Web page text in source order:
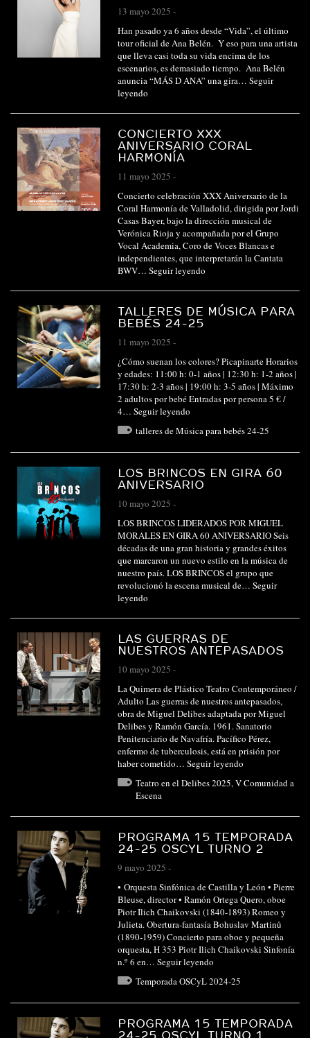
13 mayo 2025 -
Han pasado ya 6 años desde “Vida”, el último
tour oficial de Ana Belén. Y eso para una artista
que lleva casi toda su vida encima de los
escenarios, es demasiado tiempo. Ana Belén
anuncia “MÁS D ANA” una gira… Seguir
leyendo
CONCIERTO XXX
ANIVERSARIO CORAL
HARMONÍA
11 mayo 2025 -
Concierto celebración XXX Aniversario de la
Coral Harmonía de Valladolid, dirigida por Jordi
Casas Bayer, bajo la dirección musical de
Verónica Rioja y acompañada por el Grupo
Vocal Academia, Coro de Voces Blancas e
independientes, que interpretarán la Cantata
BWV… Seguir leyendo
TALLERES DE MÚSICA PARA
BEBÉS 24-25
11 mayo 2025 -
¿Cómo suenan los colores? Picapinarte Horarios
y edades: 11:00 h: 0-1 años | 12:30 h: 1-2 años |
17:30 h: 2-3 años | 19:00 h: 3-5 años | Máximo
2 adultos por bebé Entradas por persona 5 € /
4… Seguir leyendo
talleres de Música para bebés 24-25
LOS BRINCOS EN GIRA 60
ANIVERSARIO
10 mayo 2025 -
LOS BRINCOS LIDERADOS POR MIGUEL
MORALES EN GIRA 60 ANIVERSARIO Seis
décadas de una gran historia y grandes éxitos
que marcaron un nuevo estilo en la música de
nuestro país. LOS BRINCOS el grupo que
revolucionó la escena musical de… Seguir
leyendo
LAS GUERRAS DE
NUESTROS ANTEPASADOS
10 mayo 2025 -
La Quimera de Plástico Teatro Contemporáneo /
Adulto Las guerras de nuestros antepasados,
obra de Miguel Delibes adaptada por Miguel
Delibes y Ramón García. 1961. Sanatorio
Penitenciario de Navafría. Pacífico Pérez,
enfermo de tuberculosis, está en prisión por
haber cometido… Seguir leyendo
Teatro en el Delibes 2025, V Comunidad a
Escena
PROGRAMA 15 TEMPORADA
24-25 OSCYL TURNO 2
9 mayo 2025 -
• Orquesta Sinfónica de Castilla y León • Pierre
Bleuse, director • Ramón Ortega Quero, oboe
Piotr Ilich Chaikovski (1840-1893) Romeo y
Julieta. Obertura-fantasía Bohuslav Martinů
(1890-1959) Concierto para oboe y pequeña
orquesta, H 353 Piotr Ilich Chaikovski Sinfonía
n.º 6 en… Seguir leyendo
Temporada OSCyL 2024-25
PROGRAMA 15 TEMPORADA
24-25 OSCYL TURNO 1